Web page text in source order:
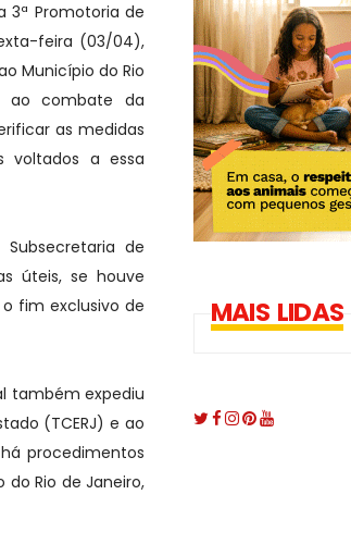
3ª Promotoria de
feira (03/04),
Município do Rio
ao combate da
as medidas
voltados a essa
de
úteis, se houve
fim exclusivo de
também expediu
(TCERJ) e ao
procedimentos
Rio de Janeiro,
MAIS LIDAS